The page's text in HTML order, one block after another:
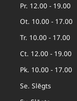
Pr. 12.00 - 19.00
Ot. 10.00 - 17.00
Tr. 10.00 - 17.00
Ct. 12.00 - 19.00
Pk. 10.00 - 17.00
Se. Slēgts